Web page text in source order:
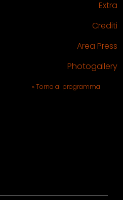
Extra
Crediti
Area Press
Photogallery
« Torna al programma